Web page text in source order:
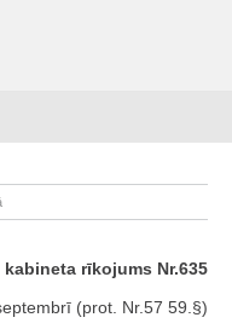
rīkojums Nr.635
(prot. Nr.57 59.§)